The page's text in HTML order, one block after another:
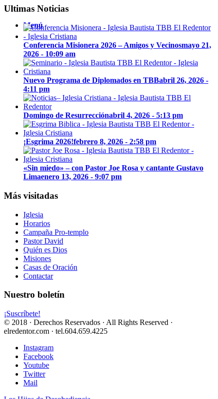
Menú
Ultimas Noticias
Conferencia Misionera 2026 – Amigos y Vecinosmayo 21,
2026 - 10:09 am
Nuevo Programa de Diplomados en TBBabril 26, 2026 -
4:11 pm
Domingo de Resurrecciónabril 4, 2026 - 5:13 pm
¡Esgrima 2026!febrero 8, 2026 - 2:58 pm
«Sin miedo» – con Pastor Joe Rosa y cantante Gustavo
Limaenero 13, 2026 - 9:07 pm
Más visitadas
Iglesia
Horarios
Campaña Pro-templo
Pastor David
Quién es Dios
Misiones
Casas de Oración
Contactar
Nuestro boletín
¡Suscríbete!
© 2018 · Derechos Reservados · All Rights Reserved ·
elredentor.com · tel.604.659.4225
Instagram
Facebook
Youtube
Twitter
Mail